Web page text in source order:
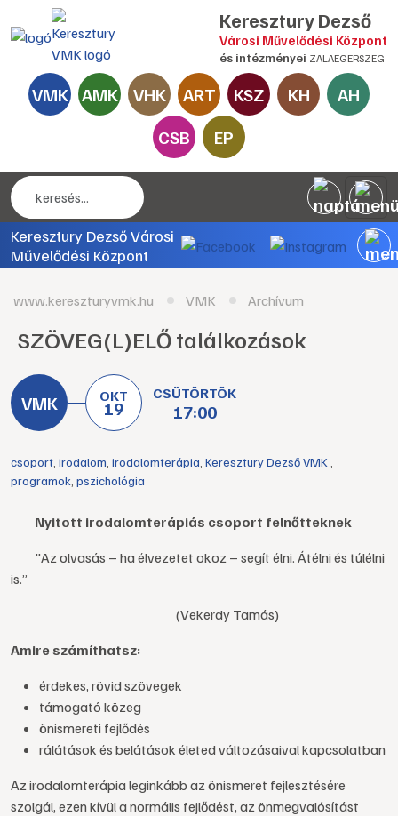
Keresztury Dezső
Városi Művelődési Központ
és intézményei ZALAEGERSZEG
VMK AMK VHK ART KSZ KH
AH
CSB
EP
Keresztury Dezső Városi
Művelődési Központ
www.kereszturyvmk.hu VMK Archívum
SZÖVEG(L)ELŐ találkozások
OKT
19
CSÜTÖRTÖK
17:00
csoport irodalom irodalomterápia Keresztury Dezső VMK
programok pszichológia
Nyitott irodalomterápiás csoport felnőtteknek
"Az olvasás – ha élvezetet okoz – segít élni. Átélni és túlélni
is.”
(Vekerdy Tamás)
Amire számíthatsz:
érdekes, rövid szövegek
támogató közeg
önismereti fejlődés
rálátások és belátások életed változásaival kapcsolatban
Az irodalomterápia leginkább az önismeret fejlesztésére
szolgál, ezen kívül a normális fejlődést, az önmegvalósítást